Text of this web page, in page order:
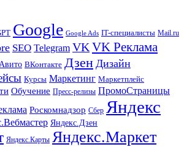
Google Google Ads IT-специалисты Mail.ru
SEO Telegram VKVK Реклама
Авито ВКонтакте Дзен Дизайн
Курсы Маркетинг Маркетплейс
Обучение Пресс-релизы ПромоСтраницы
Роскомнадзор Сбер Яндекс
Яндекс.Дзен
Яндекс.Карты Яндекс.Маркет